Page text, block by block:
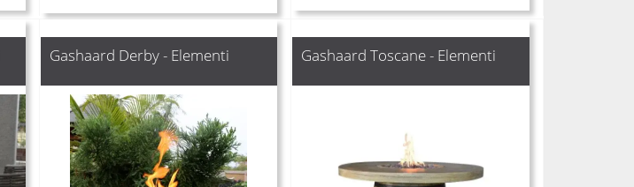
Gashaard Derby - Elementi Gashaard Toscane - Elementi